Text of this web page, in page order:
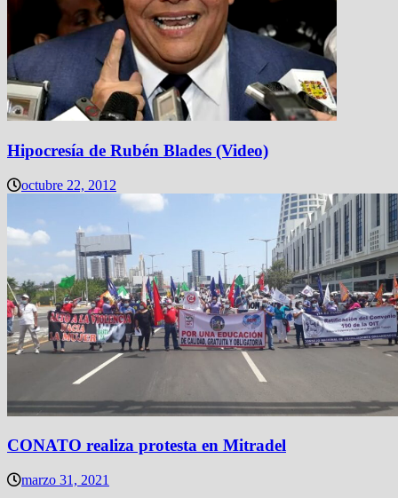
Hipocresía de Rubén Blades (Video)
octubre 22, 2012
CONATO realiza protesta en Mitradel
marzo 31, 2021